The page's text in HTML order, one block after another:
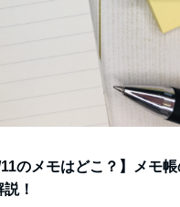
のメモはどこ？】メモ
！